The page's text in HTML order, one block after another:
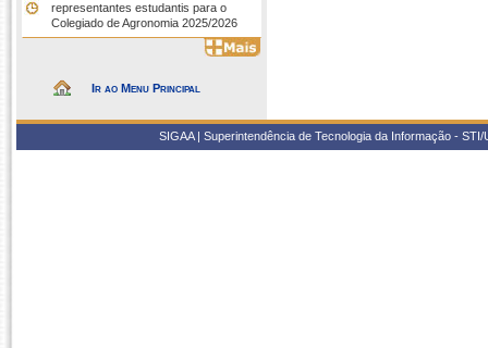
representantes estudantis para o
Colegiado de Agronomia 2025/2026
Ir ao Menu Principal
SIGAA | Superintendência de Tecnologia da Informação -